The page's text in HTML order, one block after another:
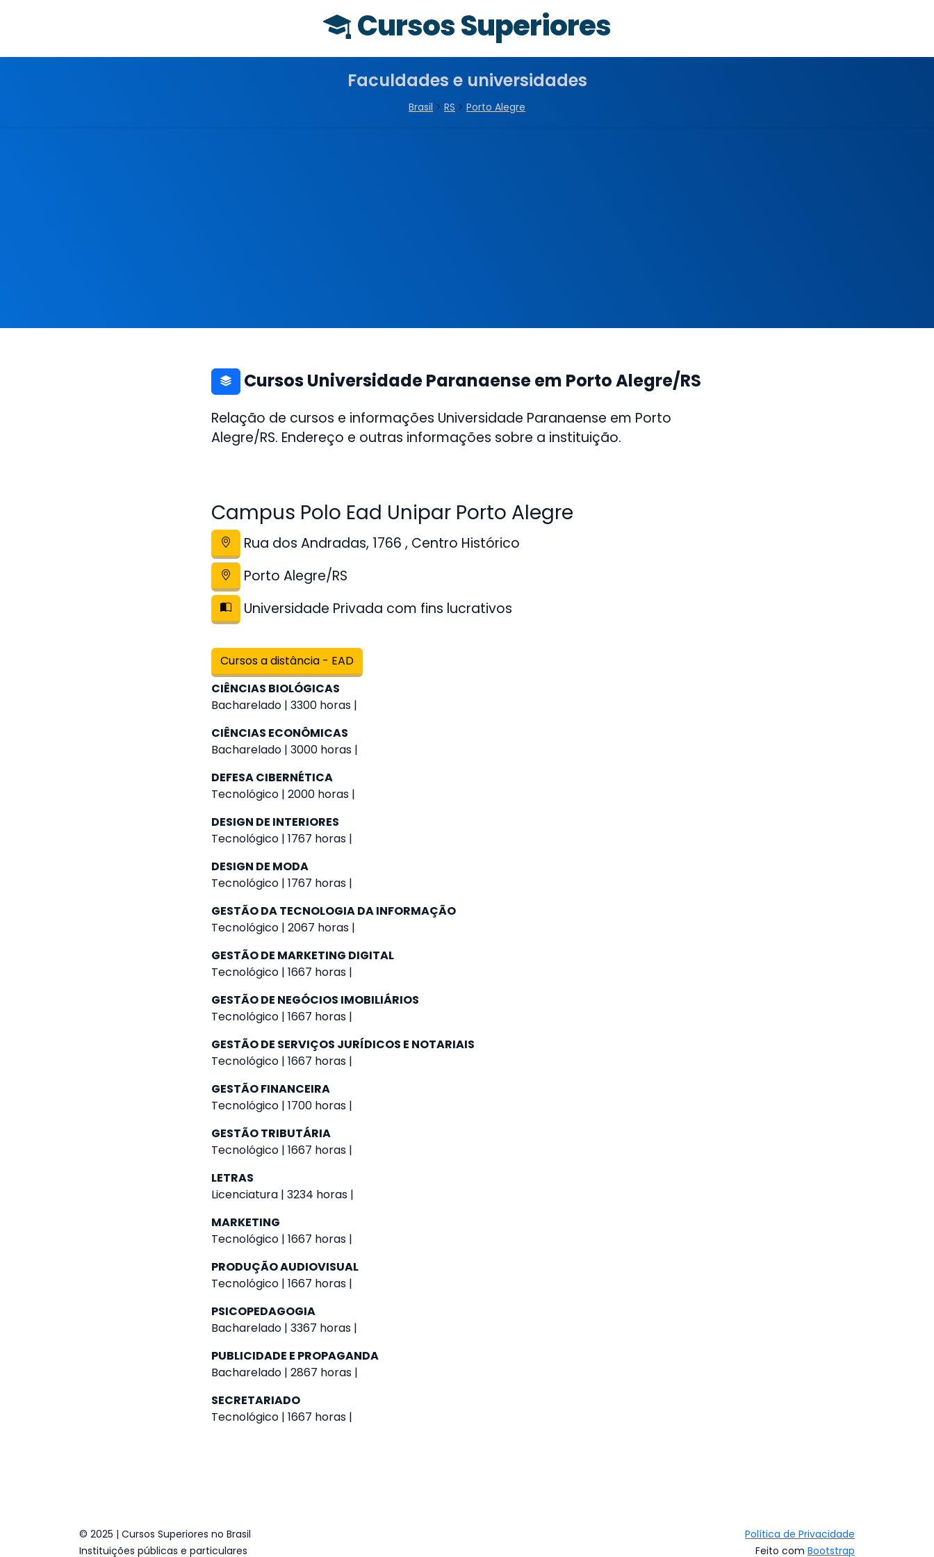
Cursos Superiores
Faculdades e universidades
Brasil > RS > Porto Alegre
Cursos Universidade Paranaense em Porto Alegre/RS
Relação de cursos e informações Universidade Paranaense em Porto
Alegre/RS. Endereço e outras informações sobre a instituição.
Campus Polo Ead Unipar Porto Alegre
Rua dos Andradas, 1766 , Centro Histórico
Porto Alegre/RS
Universidade Privada com fins lucrativos
Cursos a distância - EAD
CIÊNCIAS BIOLÓGICAS
Bacharelado | 3300 horas |
CIÊNCIAS ECONÔMICAS
Bacharelado | 3000 horas |
DEFESA CIBERNÉTICA
Tecnológico | 2000 horas |
DESIGN DE INTERIORES
Tecnológico | 1767 horas |
DESIGN DE MODA
Tecnológico | 1767 horas |
GESTÃO DA TECNOLOGIA DA INFORMAÇÃO
Tecnológico | 2067 horas |
GESTÃO DE MARKETING DIGITAL
Tecnológico | 1667 horas |
GESTÃO DE NEGÓCIOS IMOBILIÁRIOS
Tecnológico | 1667 horas |
GESTÃO DE SERVIÇOS JURÍDICOS E NOTARIAIS
Tecnológico | 1667 horas |
GESTÃO FINANCEIRA
Tecnológico | 1700 horas |
GESTÃO TRIBUTÁRIA
Tecnológico | 1667 horas |
LETRAS
Licenciatura | 3234 horas |
MARKETING
Tecnológico | 1667 horas |
PRODUÇÃO AUDIOVISUAL
Tecnológico | 1667 horas |
PSICOPEDAGOGIA
Bacharelado | 3367 horas |
PUBLICIDADE E PROPAGANDA
Bacharelado | 2867 horas |
SECRETARIADO
Tecnológico | 1667 horas |
© 2025 | Cursos Superiores no Brasil
Instituições públicas e particulares
Política de Privacidade
Feito com Bootstrap